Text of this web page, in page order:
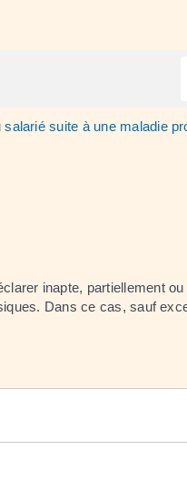
suite à une maladie
inapte, partiellement
Dans ce cas, sauf